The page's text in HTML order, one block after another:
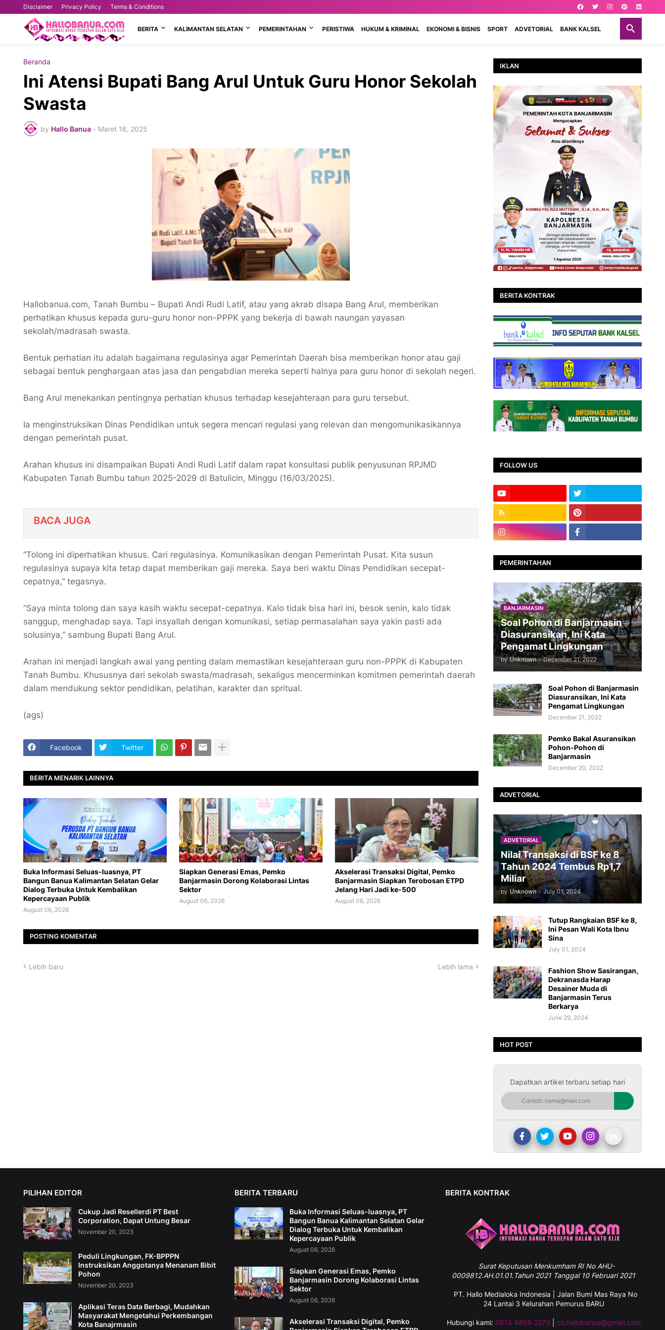
Disclaimer Privacy Policy Terms & Conditions
BERITA KALIMANTAN SELATAN PEMERINTAHAN PERISTIWA HUKUM & KRIMINAL EKONOMI & BISNIS SPORT ADVETORIAL BANK KALSEL
Beranda
Ini Atensi Bupati Bang Arul Untuk Guru Honor Sekolah
Swasta
by Hallo Banua - Maret 16, 2025
Hallobanua.com, Tanah Bumbu – Bupati Andi Rudi Latif, atau yang akrab disapa Bang Arul, memberikan
perhatikan khusus kepada guru-guru honor non-PPPK yang bekerja di bawah naungan yayasan
sekolah/madrasah swasta.
Bentuk perhatian itu adalah bagaimana regulasinya agar Pemerintah Daerah bisa memberikan honor atau gaji
sebagai bentuk penghargaan atas jasa dan pengabdian mereka seperti halnya para guru honor di sekolah negeri.
Bang Arul menekankan pentingnya perhatian khusus terhadap kesejahteraan para guru tersebut.
Ia menginstruksikan Dinas Pendidikan untuk segera mencari regulasi yang relevan dan mengomunikasikannya
dengan pemerintah pusat.
Arahan khusus ini disampaikan Bupati Andi Rudi Latif dalam rapat konsultasi publik penyusunan RPJMD
Kabupaten Tanah Bumbu tahun 2025-2029 di Batulicin, Minggu (16/03/2025).
BACA JUGA
“Tolong ini diperhatikan khusus. Cari regulasinya. Komunikasikan dengan Pemerintah Pusat. Kita susun
regulasinya supaya kita tetap dapat memberikan gaji mereka. Saya beri waktu Dinas Pendidikan secepat-
cepatnya,” tegasnya.
“Saya minta tolong dan saya kasih waktu secepat-cepatnya. Kalo tidak bisa hari ini, besok senin, kalo tidak
sanggup, menghadap saya. Tapi insyallah dengan komunikasi, setiap permasalahan saya yakin pasti ada
solusinya,” sambung Bupati Bang Arul.
Arahan ini menjadi langkah awal yang penting dalam memastikan kesejahteraan guru non-PPPK di Kabupaten
Tanah Bumbu. Khususnya dari sekolah swasta/madrasah, sekaligus mencerminkan komitmen pemerintah daerah
dalam mendukung sektor pendidikan, pelatihan, karakter dan spritual.
(ags)
Facebook Twitter
BERITA MENARIK LAINNYA
Buka Informasi Seluas-luasnya, PT
Bangun Banua Kalimantan Selatan Gelar
Dialog Terbuka Untuk Kembalikan
Kepercayaan Publik
August 06, 2026
Siapkan Generasi Emas, Pemko
Banjarmasin Dorong Kolaborasi Lintas
Sektor
August 06, 2026
Akselerasi Transaksi Digital, Pemko
Banjarmasin Siapkan Terobosan ETPD
Jelang Hari Jadi ke-500
August 06, 2026
POSTING KOMENTAR
Lebih baru Lebih lama
IKLAN
BERITA KONTRAK
FOLLOW US
PEMERINTAHAN
BANJARMASIN
Soal Pohon di Banjarmasin
Diasuransikan, Ini Kata
Pengamat Lingkungan
by Unknown - December 21, 2022
Soal Pohon di Banjarmasin
Diasuransikan, Ini Kata
Pengamat Lingkungan
December 21, 2022
Pemko Bakal Asuransikan
Pohon-Pohon di
Banjarmasin
December 20, 2022
ADVETORIAL
ADVETORIAL
Nilai Transaksi di BSF ke 8
Tahun 2024 Tembus Rp1,7
Miliar
by Unknown - July 01, 2024
Tutup Rangkaian BSF ke 8,
Ini Pesan Wali Kota Ibnu
Sina
July 01, 2024
Fashion Show Sasirangan,
Dekranasda Harap
Desainer Muda di
Banjarmasin Terus
Berkarya
June 29, 2024
HOT POST
Dapatkan artikel terbaru setiap hari
PILIHAN EDITOR
Cukup Jadi Resellerdi PT Best
Corporation, Dapat Untung Besar
November 20, 2023
Peduli Lingkungan, FK-BPPPN
Instruksikan Anggotanya Menanam Bibit
Pohon
November 20, 2023
Aplikasi Teras Data Berbagi, Mudahkan
Masyarakat Mengetahui Perkembangan
Kota Banajrmasin
BERITA TERBARU
Buka Informasi Seluas-luasnya, PT
Bangun Banua Kalimantan Selatan Gelar
Dialog Terbuka Untuk Kembalikan
Kepercayaan Publik
August 06, 2026
Siapkan Generasi Emas, Pemko
Banjarmasin Dorong Kolaborasi Lintas
Sektor
August 06, 2026
Akselerasi Transaksi Digital, Pemko
BERITA KONTRAK
SuratKeputusan Menkumham RI No AHU-
0009812.AH.01.01.Tahun 2021 Tanggal 10 Februari 2021
PT. Hallo Medialoka Indonesia | Jalan Bumi Mas Raya No
24 Lantai 3 Kelurahan Pemurus BARU
Hubungi kami: 0813 4859 2273 cs.hallobanua@gmail.com